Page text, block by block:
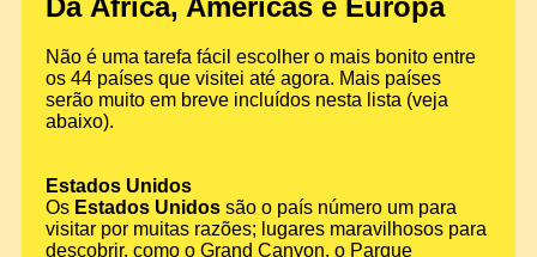
Não é uma tarefa fácil escolher o mais bonito entre
os 44 países que visitei até agora. Mais países
serão muito em breve incluídos nesta lista (veja
abaixo).
Estados Unidos
Os Estados Unidos são o país número um para
visitar por muitas razões; lugares maravilhosos para
descobrir, como o Grand Canyon, o Parque